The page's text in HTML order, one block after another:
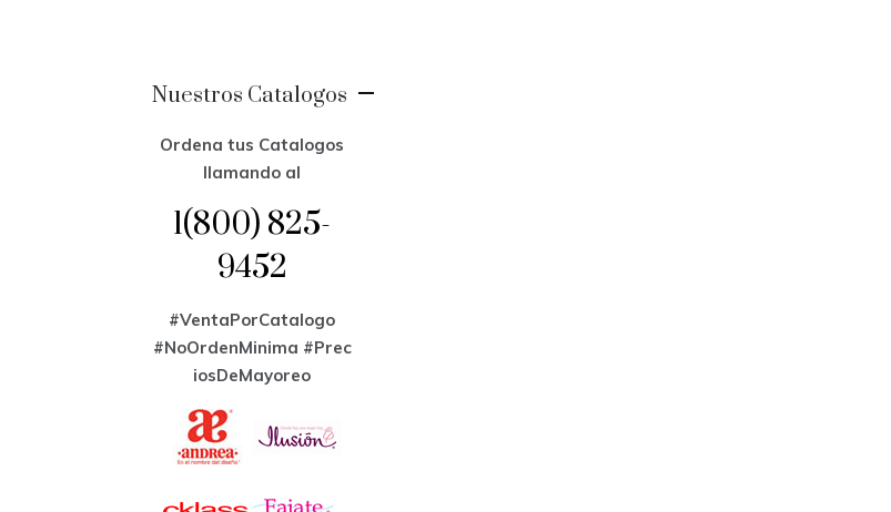
Nuestros Catalogos
Ordena tus Catalogos
llamando al
1(800) 825-
9452
#VentaPorCatalogo
#NoOrdenMinima #Prec
iosDeMayoreo